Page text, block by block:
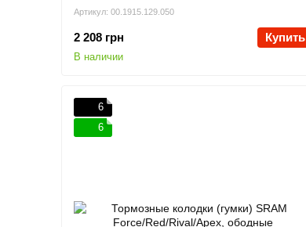
Артикул: 00.1915.129.050
2 208 грн Купить
В наличии
6
6